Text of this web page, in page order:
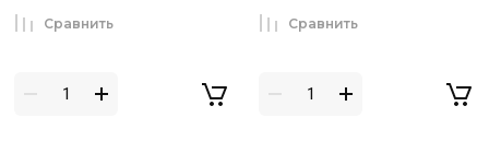
Сравнить Сравнить